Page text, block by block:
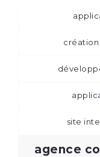
création
site
agence